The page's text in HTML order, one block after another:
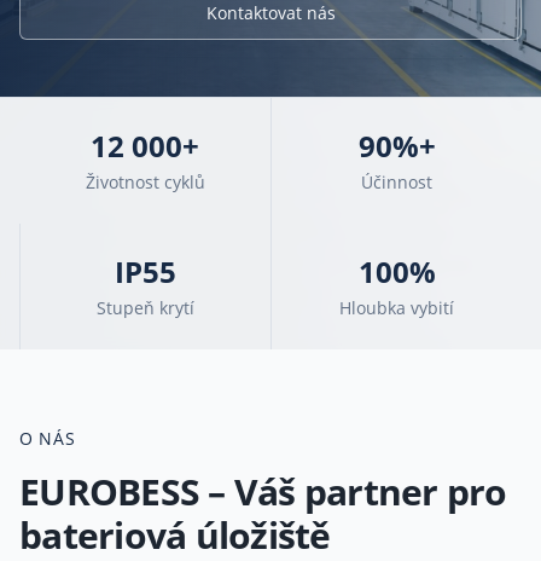
Kontaktovat nás
12 000+
Životnost cyklů
90%+
Účinnost
IP55
Stupeň krytí
100%
Hloubka vybití
O NÁS
EUROBESS – Váš partner pro
bateriová úložiště